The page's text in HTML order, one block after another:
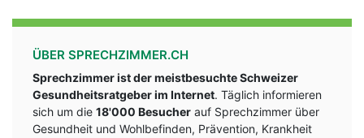
ÜBER SPRECHZIMMER.CH
Sprechzimmer ist der meistbesuchte Schweizer
Gesundheitsratgeber im Internet. Täglich informieren
sich um die 18'000 Besucher auf Sprechzimmer über
Gesundheit und Wohlbefinden, Prävention, Krankheit